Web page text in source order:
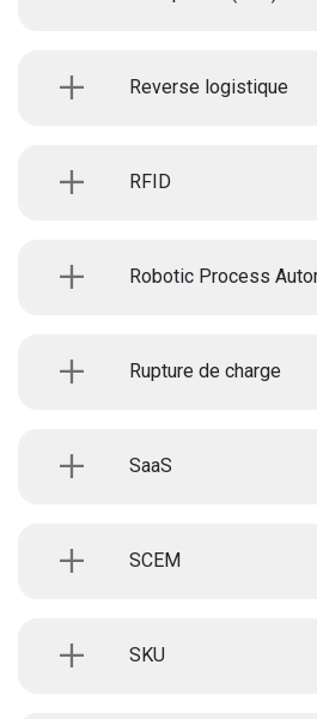
Reverse logistique
RFID
Robotic Process
Rupture de charge
SaaS
SCEM
SKU